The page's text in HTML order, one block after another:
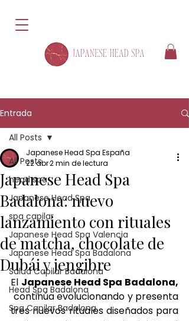
Entrada
All Posts
head spa
Japanese Head Spa
spa capilar
Japanese Head Spa Valencia
Japanese Head Spa Badalona
Salud Capilar Badalona
Head Spa Badalona
Spa Capilar Badalona
All Posts
Japanese Head Spa
Badalona: nuevo
lanzamiento con rituales
de matcha, chocolate de
Dubái y jengibre
Japanese Head Spa España
22 abr2 min de lectura
El
continúa evolucionando y presenta
tres nuevos rituales diseñados para